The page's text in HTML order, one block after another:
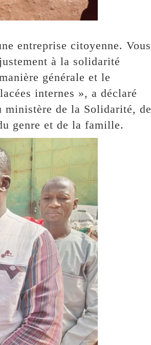
entreprise citoyenne. Vous
à la solidarité
générale et le
internes », a déclaré
ministère de la Solidarité, de
genre et de la famille.